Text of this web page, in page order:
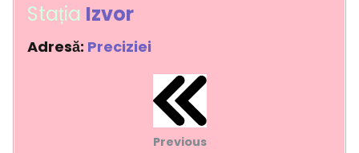
Stația Izvor
Adresă: Preciziei
Previous